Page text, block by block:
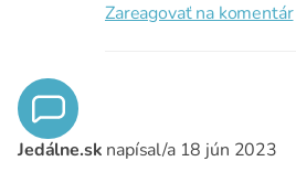
Zareagovať na komentár
Jedálne.sk napísal/a 18 jún 2023